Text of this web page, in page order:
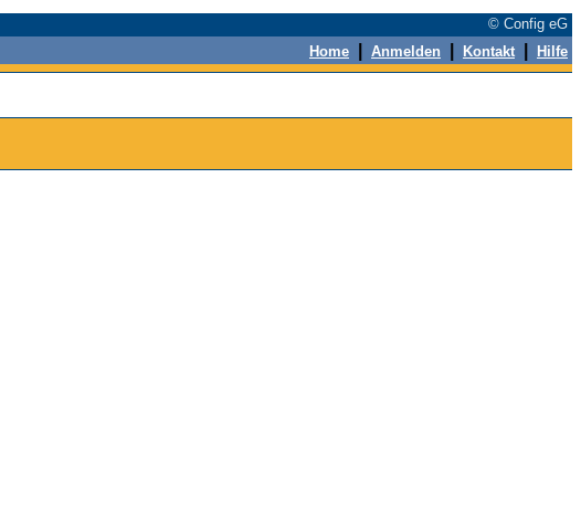
© Config eG
Home Anmelden Kontakt Hilfe